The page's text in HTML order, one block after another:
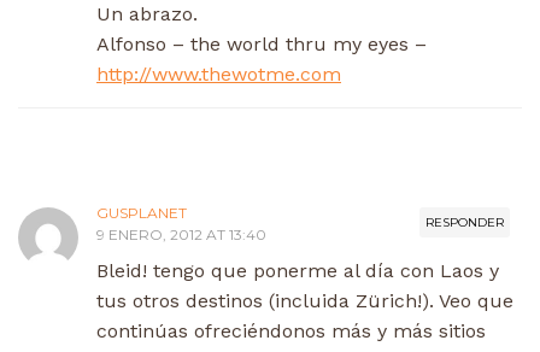
Un abrazo.
Alfonso – the world thru my eyes –
http://www.thewotme.com
RESPONDER
GUSPLANET
9 ENERO, 2012 AT 13:40
Bleid! tengo que ponerme al día con Laos y
tus otros destinos (incluida Zürich!). Veo que
continúas ofreciéndonos más y más sitios